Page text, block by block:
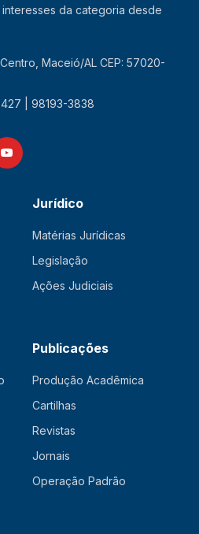
da categoria desde
Maceió/AL CEP: 57020-
| 98193-3838
Jurídico
Matérias Jurídicas
Legislação
Ações Judiciais
Publicações
Produção Acadêmica
Cartilhas
Revistas
Jornais
Operação Padrão